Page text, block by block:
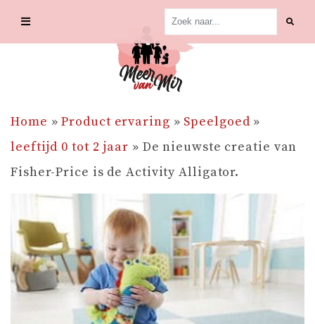
Home »Product ervaring » Speelgoed »
leeftijd 0 tot 2 jaar » De nieuwste creatie van
Fisher-Price is de Activity Alligator.